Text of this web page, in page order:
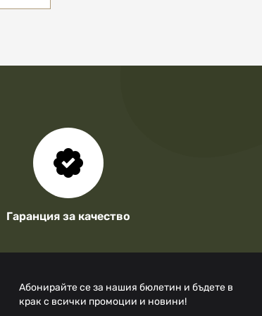
Гаранция за качество
Абонирайте се за нашия бюлетин и бъдете в
крак с всички промоции и новини!